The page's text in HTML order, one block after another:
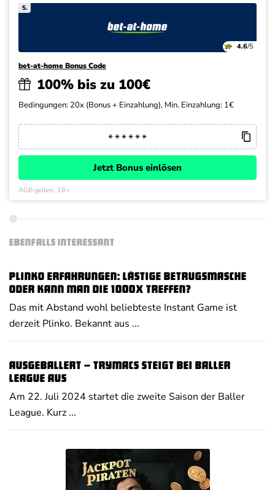
5.
4.6/5
bet-at-home Bonus Code
100% bis zu 100€
Bedingungen: 20x (Bonus + Einzahlung), Min. Einzahlung: 1€
Jetzt Bonus einlösen
AGB gelten, 18+
EBENFALLS INTERESSANT
Plinko Erfahrungen: Lästige Betrugsmasche
oder kann man die 1000x treffen?
Das mit Abstand wohl beliebteste Instant Game ist
derzeit Plinko. Bekannt aus ...
Ausgeballert – Trymacs steigt bei Baller
League aus
Am 22. Juli 2024 startet die zweite Saison der Baller
League. Kurz ...